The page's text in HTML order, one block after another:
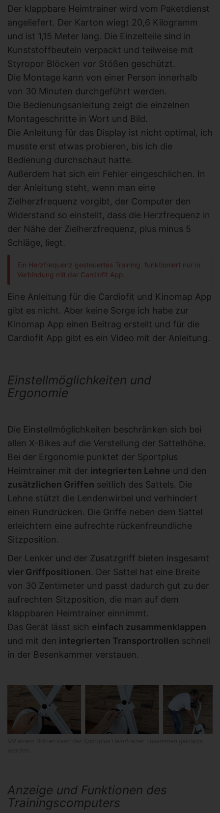
Der klappbare Heimtrainer wird vom Paketdienst
angeliefert. Der Karton wiegt 20,6 Kilogramm
und ist 1,15 Meter lang. Die Einzelteile sind in
Kunststoffbeuteln verpackt und teilweise mit
Styropor Blöcken vor Stößen geschützt.
Die Montage kann von einer Person innerhalb
von 30 Minuten durchgeführt werden.
Die Bedienungsanleitung zeigt die einzelnen
Montageschritte in Wort und Bild.
Die Anleitung für das Display ist nicht optimal, ich
musste erst etwas probieren, bis ich die
Bedienung durchschaut hatte.
Außerdem hat sich ein Fehler eingeschlichen. In
der Anleitung steht, wenn man eine
Zielherzfrequenz vorgibt, der Computer den
Widerstand so einstellt, dass die Herzfrequenz in
der Nähe der Zielherzfrequenz, plus minus 5
Schläge, liegt.
Ein Herzfrequenz gesteuertes Training funktioniert nur in
Verbindung mit der Cardiofit App.
Eine Anleitung für die Cardiofit und Kinomap App
gibt es nicht. Aber keine Sorge ich habe zur
Kinomap App einen Beitrag erstellt und für die
Cardiofit App gibt es ein Video mit der Anleitung.
Einstellmöglichkeiten und
Ergonomie
Die Einstellmöglichkeiten beschränken sich bei
allen X-Bikes auf die Verstellung der Sattelhöhe.
Bei der Ergonomie punktet der Sportplus
Heimtrainer mit der integrierten Lehne und den
zusätzlichen Griffen seitlich des Sattels. Die
Lehne stützt die Lendenwirbel und verhindert
einen Rundrücken. Die Griffe neben dem Sattel
erleichtern eine aufrechte rückenfreundliche
Sitzposition.
Der Lenker und der Zusatzgriff bieten insgesamt
vier Griffpositionen. Der Sattel hat eine Breite
von 30 Zentimeter und passt dadurch gut zu der
aufrechten Sitzposition, die man auf dem
klappbaren Heimtrainer einnimmt.
Das Gerät lässt sich einfach zusammenklappen
und mit den integrierten Transportrollen schnell
in der Besenkammer verstauen.
Anzeige und Funktionen des
Trainingscomputers